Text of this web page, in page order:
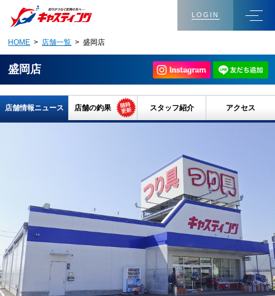
LOGIN
HOME > 店舗一覧 > 盛岡店
盛岡店
店舗情報ニュース 店舗の釣果 スタッフ紹介 アクセス